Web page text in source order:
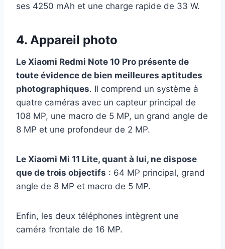
ses 4250 mAh et une charge rapide de 33 W.
4. Appareil photo
Le Xiaomi Redmi Note 10 Pro présente de
toute évidence de bien meilleures aptitudes
photographiques. Il comprend un système à
quatre caméras avec un capteur principal de
108 MP, une macro de 5 MP, un grand angle de
8 MP et une profondeur de 2 MP.
Le Xiaomi Mi 11 Lite, quant à lui, ne dispose
que de trois objectifs : 64 MP principal, grand
angle de 8 MP et macro de 5 MP.
Enfin, les deux téléphones intègrent une
caméra frontale de 16 MP.